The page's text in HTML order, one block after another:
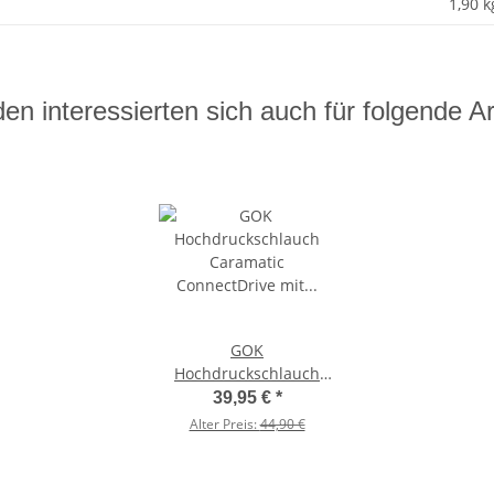
1,90
interessierten sich auch für folgende
GOK
Hochdruckschlauch
Caramatic
ConnectDrive mit
39,95 € *
Alter Preis:44,90 €